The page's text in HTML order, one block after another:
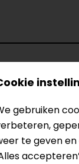
houden.
gebruiken
te geven